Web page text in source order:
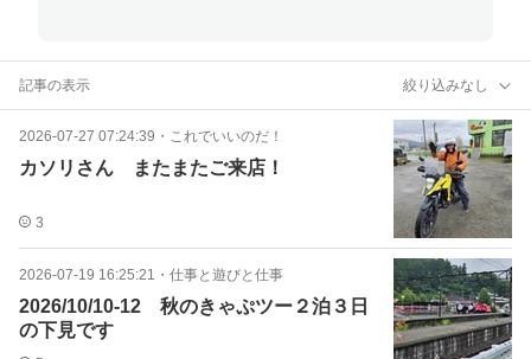
記事の表示 絞り込みなし
2026-07-27 07:24:39 ・ これでいいのだ！
カソリさん またまたご来店！
3
2026-07-19 16:25:21 ・ 仕事と遊びと仕事
2026/10/10-12 秋のきゃぷツー２泊３日
の下見です